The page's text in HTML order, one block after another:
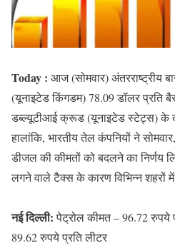
Today : आज (सोमवार) अंतरराष्ट्रीय
(यूनाइटेड किंगडम) 78.09 डॉलर प्रति
डब्ल्यूटीआई क्रूड (यूनाइटेड स्टेट्स) के
हालांकि, भारतीय तेल कंपनियों ने
डीजल की कीमतों को बदलने का निर्णय
लगने वाले टैक्स के कारण विभिन्न
नई दिल्ली:पेट्रोल कीमत – 96.72 रुपये
89.62 रुपये प्रति लीटर